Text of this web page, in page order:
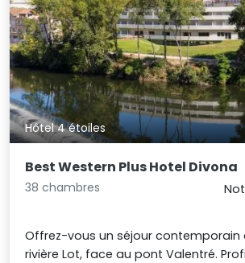
Hôtel 4 étoiles
Best Western Plus Hotel Divona
38 chambres
Offrez-vous un séjour contemporain
rivière Lot, face au pont Valentré.